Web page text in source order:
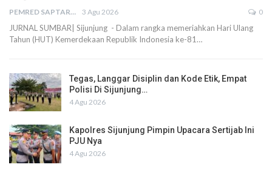
PEMRED SAPTARIUS 3 Agu 2026 0
JURNAL SUMBAR| Sijunjung - Dalam rangka memeriahkan Hari Ulang
Tahun (HUT) Kemerdekaan Republik Indonesia ke-81…
Tegas, Langgar Disiplin dan Kode Etik, Empat
Polisi Di Sijunjung…
4 Agu 2026
Kapolres Sijunjung Pimpin Upacara Sertijab Ini
PJU Nya
4 Agu 2026